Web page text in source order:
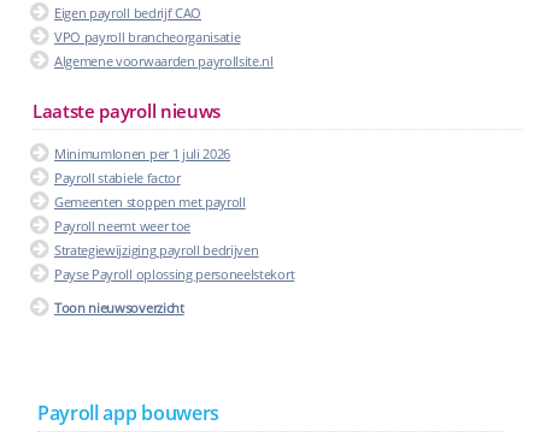
Eigen payroll bedrijf CAO
VPO payroll brancheorganisatie
Algemene voorwaarden payrollsite.nl
Laatste payroll nieuws
Minimumlonen per 1 juli 2026
Payroll stabiele factor
Gemeenten stoppen met payroll
Payroll neemt weer toe
Strategiewijziging payroll bedrijven
Payse Payroll oplossing personeelstekort
Toon nieuwsoverzicht
Payroll app bouwers